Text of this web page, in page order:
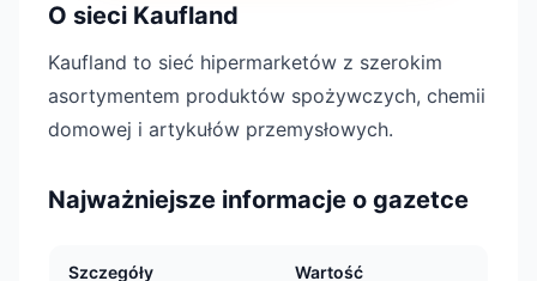
O sieci Kaufland
Kaufland to sieć hipermarketów z szerokim
asortymentem produktów spożywczych, chemii
domowej i artykułów przemysłowych.
Najważniejsze informacje o gazetce
Szczegóły Wartość